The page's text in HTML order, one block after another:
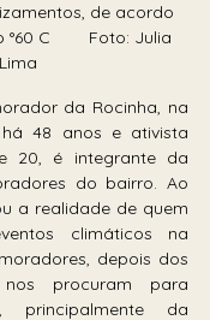
de acordo
C        Foto: Julia
Lima
da Rocinha, na
48 anos e ativista
20, é integrante da
a realidade de quem
climáticos na
depois dos
procuram para
principalmente da